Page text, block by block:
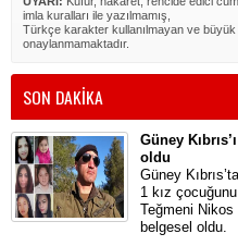
imla kuralları ile yazılmamış,
Türkçe karakter kullanılmayan ve büyük
onaylanmamaktadır.
SON DAKİKA
Güney
oldu
Güney
1 kız
Teğmeni Nikos
belgesel oldu.